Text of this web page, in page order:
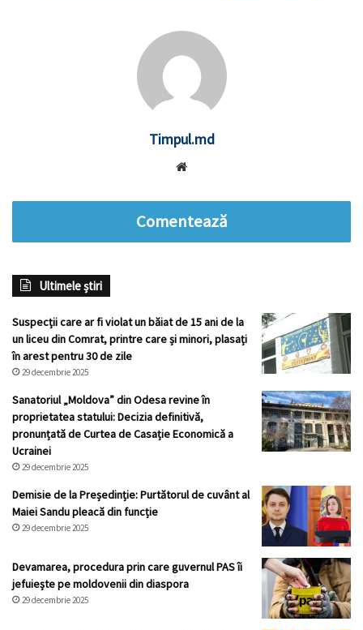
Timpul.md
Comentează
Ultimele știri
Suspecții care ar fi violat un băiat de 15 ani de la
un liceu din Comrat, printre care și minori, plasați
în arest pentru 30 de zile
29 decembrie 2025
Sanatoriul „Moldova” din Odesa revine în
proprietatea statului: Decizia definitivă,
pronunțată de Curtea de Casație Economică a
Ucrainei
29 decembrie 2025
Demisie de la Președinție: Purtătorul de cuvânt al
Maiei Sandu pleacă din funcție
29 decembrie 2025
Devamarea, procedura prin care guvernul PAS îi
jefuiește pe moldovenii din diaspora
29 decembrie 2025